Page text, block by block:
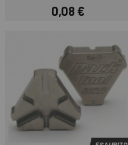
Prezzo
0,08 €